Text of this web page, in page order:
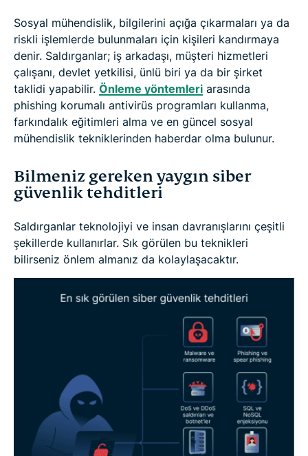
Sosyal mühendislik, bilgilerini açığa çıkarmaları ya da
riskli işlemlerde bulunmaları için kişileri kandırmaya
denir. Saldırganlar; iş arkadaşı, müşteri hizmetleri
çalışanı, devlet yetkilisi, ünlü biri ya da bir şirket
taklidi yapabilir. Önleme yöntemleri arasında
phishing korumalı antivirüs programları kullanma,
farkındalık eğitimleri alma ve en güncel sosyal
mühendislik tekniklerinden haberdar olma bulunur.
Bilmeniz gereken yaygın siber
güvenlik tehditleri
Saldırganlar teknolojiyi ve insan davranışlarını çeşitli
şekillerde kullanırlar. Sık görülen bu teknikleri
bilirseniz önlem almanız da kolaylaşacaktır.